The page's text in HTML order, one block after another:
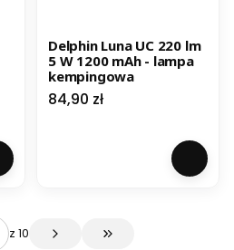
Delphin Luna UC 220 lm
5 W 1200 mAh - lampa
kempingowa
Cena
84,90 zł
z 10 Przejdź do ostatniej